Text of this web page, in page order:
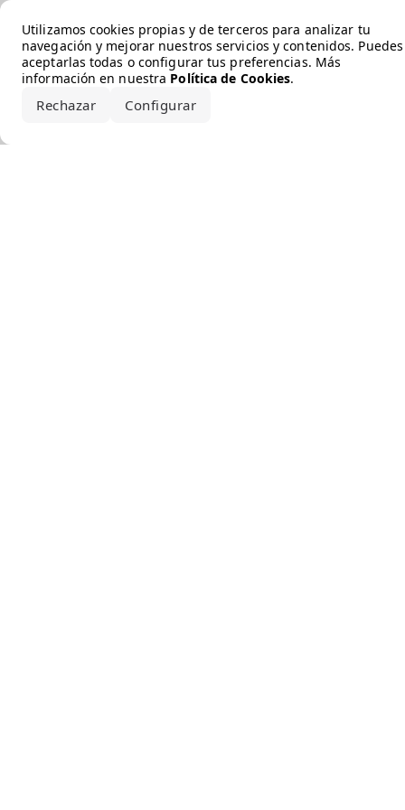
Utilizamos cookies propias y de terceros para analizar tu
navegación y mejorar nuestros servicios y contenidos. Puedes
aceptarlas todas o configurar tus preferencias. Más
información en nuestra Política de Cookies.
Rechazar Configurar
Error loading the brand